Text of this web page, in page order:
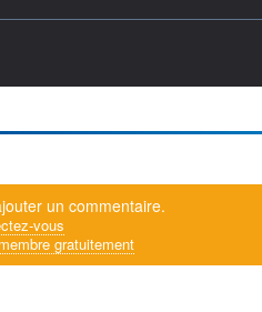
un commentaire.
vous
gratuitement